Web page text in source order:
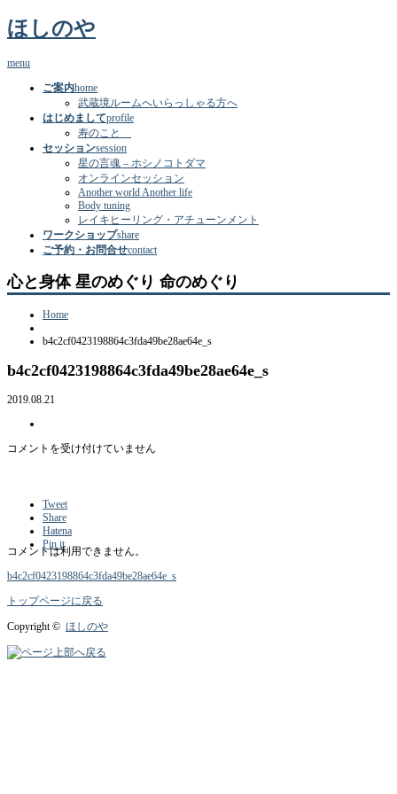
ほしのや
menu
ご案内home
武蔵境ルームへいらっしゃる方へ
はじめましてprofile
寿のこと
セッションsession
星の言魂 – ホシノコトダマ
オンラインセッション
Another world Another life
Body tuning
レイキヒーリング・アチューンメント
ワークショップshare
ご予約・お問合せcontact
心と身体 星のめぐり 命のめぐり
Home
b4c2cf0423198864c3fda49be28ae64e_s
b4c2cf0423198864c3fda49be28ae64e_s
2019.08.21
b4c2cf0423198864c3fda49be28ae64e_s
コメントを受け付けていません
Tweet
Share
Hatena
Pin it
コメントは利用できません。
b4c2cf0423198864c3fda49be28ae64e_s
トップページに戻る
Copyright © ほしのや